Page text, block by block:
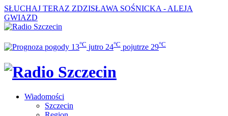
SŁUCHAJ TERAZ ZDZISŁAWA SOŚNICKA - ALEJA
GWIAZD
13°C jutro 24°C pojutrze 29°C
Wiadomości
Szczecin